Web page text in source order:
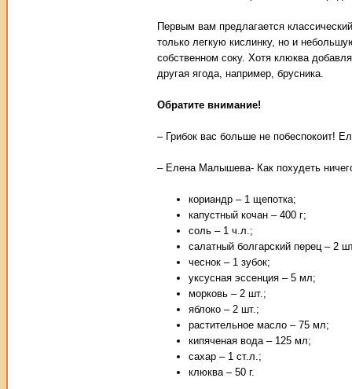
Первым вам предлагается
только легкую кислинку, но и
собственном соку. Хотя клюква
другая ягода, например, брусника.
Обратите внимание!
– Грибок вас больше не побеспокоит!
– Елена Малышева- Как похудеть
кориандр – 1 щепотка;
капустный кочан – 400 г;
соль – 1 ч.л.;
салатный болгарский перец – 2
чеснок – 1 зубок;
уксусная эссенция – 5 мл;
морковь – 2 шт.;
яблоко – 2 шт.;
растительное масло – 75 мл;
кипяченая вода – 125 мл;
сахар – 1 ст.л.;
клюква – 50 г.